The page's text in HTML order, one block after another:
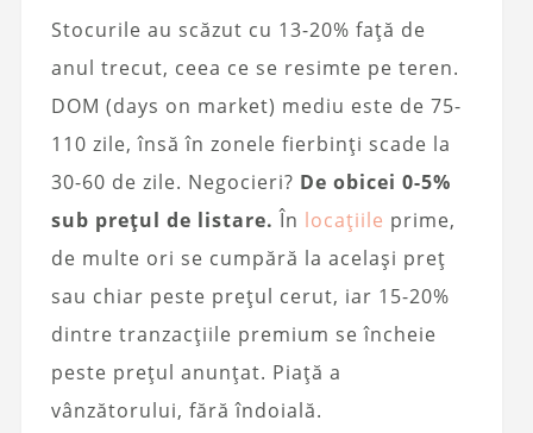
Stocurile au scăzut cu 13-20% față de
anul trecut, ceea ce se resimte pe teren.
DOM (days on market) mediu este de 75-
110 zile, însă în zonele fierbinți scade la
30-60 de zile. Negocieri? De obicei 0-5%
sub prețul de listare. În locațiile prime,
de multe ori se cumpără la același preț
sau chiar peste prețul cerut, iar 15-20%
dintre tranzacțiile premium se încheie
peste prețul anunțat. Piață a
vânzătorului, fără îndoială.